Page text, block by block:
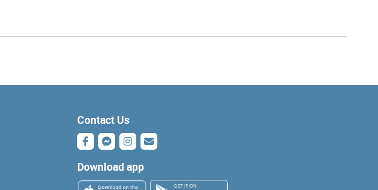
Contact Us
Download app